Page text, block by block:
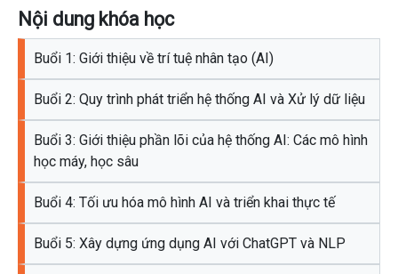
Nội dung khóa học
Buổi 1: Giới thiệu về trí tuệ nhân tạo (AI)
Buổi 2: Quy trình phát triển hệ thống AI và Xử lý dữ liệu
Buổi 3: Giới thiệu phần lõi của hệ thống AI: Các mô hình
học máy, học sâu
Buổi 4: Tối ưu hóa mô hình AI và triển khai thực tế
Buổi 5: Xây dựng ứng dụng AI với ChatGPT và NLP